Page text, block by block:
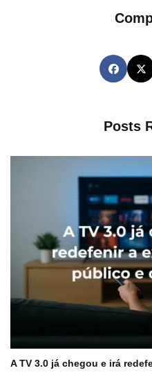
Posts
A TV 3.0 já chegou e irá